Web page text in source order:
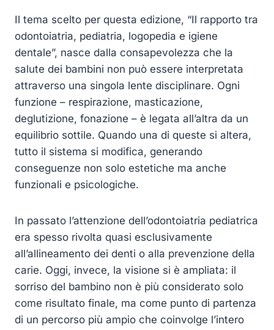
Il tema scelto per questa edizione, “Il rapporto tra
odontoiatria, pediatria, logopedia e igiene
dentale”, nasce dalla consapevolezza che la
salute dei bambini non può essere interpretata
attraverso una singola lente disciplinare. Ogni
funzione – respirazione, masticazione,
deglutizione, fonazione – è legata all’altra da un
equilibrio sottile. Quando una di queste si altera,
tutto il sistema si modifica, generando
conseguenze non solo estetiche ma anche
funzionali e psicologiche.
In passato l’attenzione dell’odontoiatria pediatrica
era spesso rivolta quasi esclusivamente
all’allineamento dei denti o alla prevenzione della
carie. Oggi, invece, la visione si è ampliata: il
sorriso del bambino non è più considerato solo
come risultato finale, ma come punto di partenza
di un percorso più ampio che coinvolge l’intero